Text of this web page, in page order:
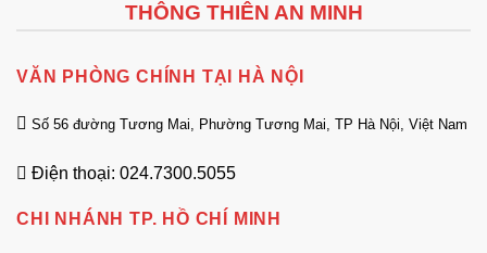
THÔNG THIÊN AN MINH
VĂN PHÒNG CHÍNH TẠI HÀ NỘI
Số 56 đường Tương Mai, Phường Tương Mai, TP Hà Nội, Việt Nam
Điện thoại: 024.7300.5055
CHI NHÁNH TP. HỒ CHÍ MINH